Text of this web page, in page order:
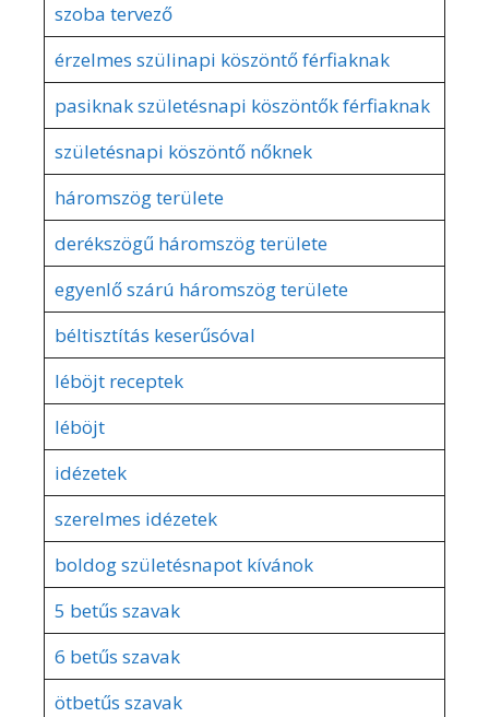
szoba tervező
érzelmes szülinapi köszöntő férfiaknak
pasiknak születésnapi köszöntők férfiaknak
születésnapi köszöntő nőknek
háromszög területe
derékszögű háromszög területe
egyenlő szárú háromszög területe
béltisztítás keserűsóval
léböjt receptek
léböjt
idézetek
szerelmes idézetek
boldog születésnapot kívánok
5 betűs szavak
6 betűs szavak
ötbetűs szavak